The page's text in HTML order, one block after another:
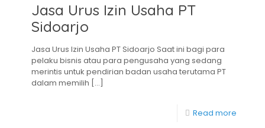
Jasa Urus Izin Usaha PT
Sidoarjo
Jasa Urus Izin Usaha PT Sidoarjo Saat ini bagi para
pelaku bisnis atau para pengusaha yang sedang
merintis untuk pendirian badan usaha terutama PT
dalam memilih […]
Read more